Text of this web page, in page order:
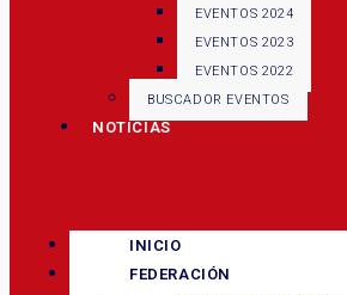
EVENTOS 2024
EVENTOS 2023
EVENTOS 2022
BUSCADOR EVENTOS
NOTICIAS
INICIO
FEDERACIÓN